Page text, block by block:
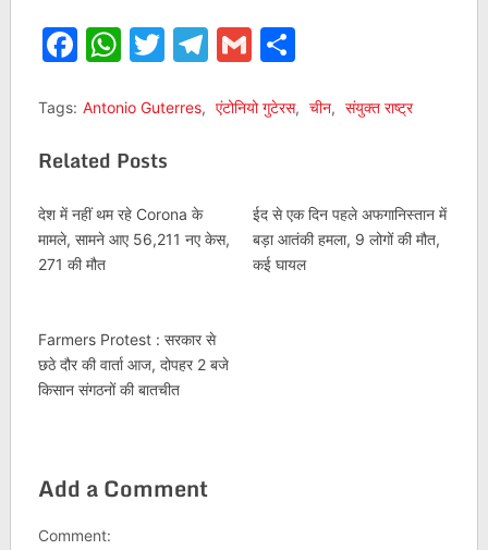
Facebook
WhatsApp
Twitter
Telegram
GmailShare
Tags: Antonio Guterres, एंटोनियो गुटेरस, चीन, संयुक्त राष्ट्र
Related Posts
देश में नहीं थम रहे Corona के
मामले, सामने आए 56,211 नए केस,
271 की मौत
ईद से एक दिन पहले अफगानिस्तान में
बड़ा आतंकी हमला, 9 लोगों की मौत,
कई घायल
Farmers Protest : सरकार से
छठे दौर की वार्ता आज, दोपहर 2 बजे
किसान संगठनों की बातचीत
Add a Comment
Comment: